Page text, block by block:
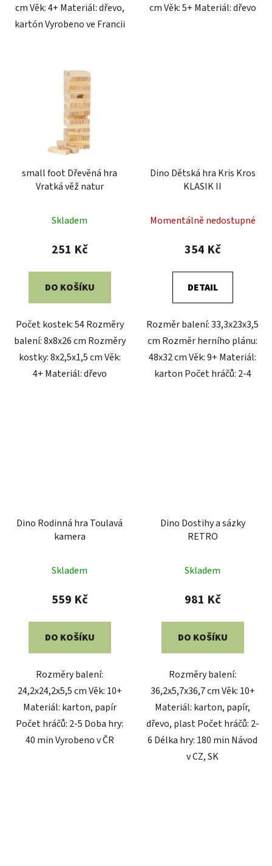
cm Věk: 4+ Materiál: dřevo,
kartón Vyrobeno ve Francii
cm Věk: 5+ Materiál: dřevo
small foot Dřevěná hra
Vratká věž natur
Skladem
251 Kč
DO KOŠÍKU
Počet kostek: 54 Rozměry
balení: 8x8x26 cm Rozměry
kostky: 8x2,5x1,5 cm Věk:
4+ Materiál: dřevo
Dino Dětská hra Kris Kros
KLASIK II
Momentálně nedostupné
354 Kč
DETAIL
Rozměr balení: 33,3x23x3,5
cm Rozměr herního plánu:
48x32 cm Věk: 9+ Materiál:
karton Počet hráčů: 2-4
Dino Rodinná hra Toulavá
kamera
Skladem
559 Kč
DO KOŠÍKU
Rozměry balení:
24,2x24,2x5,5 cm Věk: 10+
Materiál: karton, papír
Počet hráčů: 2-5 Doba hry:
40 min Vyrobeno v ČR
Dino Dostihy a sázky
RETRO
Skladem
981 Kč
DO KOŠÍKU
Rozměry balení:
36,2x5,7x36,7 cm Věk: 10+
Materiál: karton, papír,
dřevo, plast Počet hráčů: 2-
6 Délka hry: 180 min Návod
v CZ, SK